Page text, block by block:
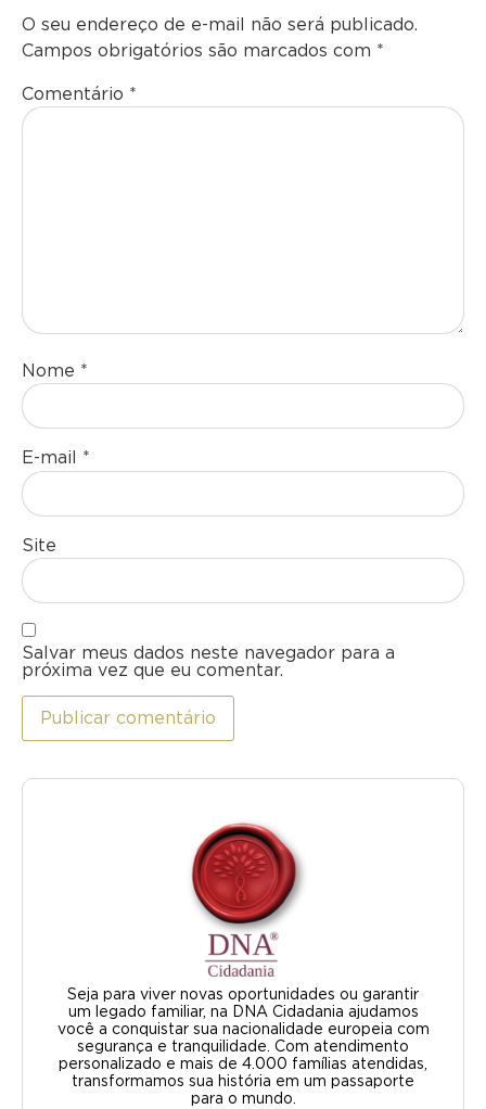
O seu endereço de e-mail não será publicado.
Campos obrigatórios são marcados com *
Comentário *
Nome *
E-mail *
Site
Salvar meus dados neste navegador para a
próxima vez que eu comentar.
Seja para viver novas oportunidades ou garantir
um legado familiar, na DNA Cidadania ajudamos
você a conquistar sua nacionalidade europeia com
segurança e tranquilidade. Com atendimento
personalizado e mais de 4.000 famílias atendidas,
transformamos sua história em um passaporte
para o mundo.